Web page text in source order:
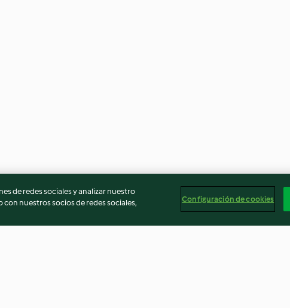
de redes sociales y analizar nuestro
nuestros socios de redes sociales,
Configuración de cookies